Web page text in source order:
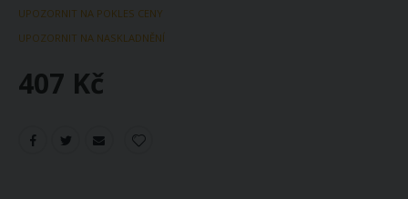
UPOZORNIT NA POKLES CENY
UPOZORNIT NA NASKLADNĚNÍ
407 Kč